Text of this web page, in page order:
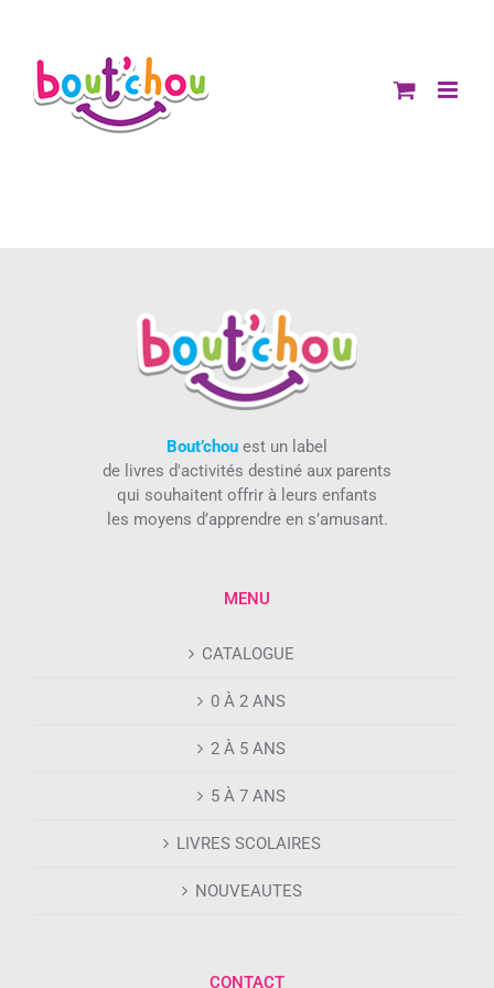
contenu
Bout’chou est un label
de livres d'activités destiné aux parents
qui souhaitent offrir à leurs enfants
les moyens d’apprendre en s’amusant.
MENU
CATALOGUE
0 À 2 ANS
2 À 5 ANS
5 À 7 ANS
LIVRES SCOLAIRES
NOUVEAUTES
CONTACT